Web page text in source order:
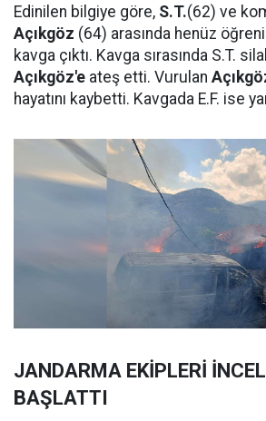
Edinilen bilgiye göre, S.T.(62) ve
Açıkgöz (64) arasında henüz
kavga çıktı. Kavga sırasında S.T.
Açıkgöz'e ateş etti. Vurulan
hayatını kaybetti. Kavgada E.F. ise
JANDARMA EKİPLERİ
BAŞLATTI